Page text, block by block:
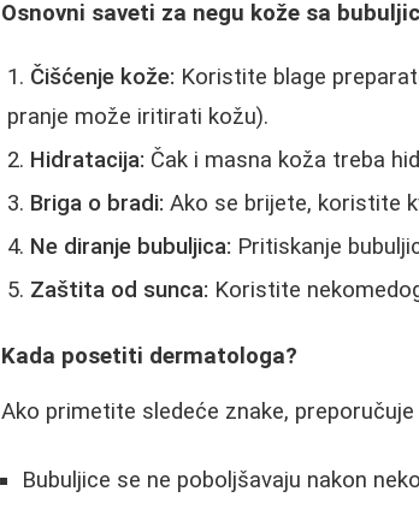
Osnovni saveti za negu kože sa
Čišćenje kože: Koristite blage
pranje može iritirati kožu).
Hidratacija: Čak i masna koža treba
Briga o bradi: Ako se brijete, koristite
Ne diranje bubuljica: Pritiskanje
Zaštita od sunca: Koristite
Kada posetiti dermatologa?
Ako primetite sledeće znake,
Bubuljice se ne poboljšavaju nakon